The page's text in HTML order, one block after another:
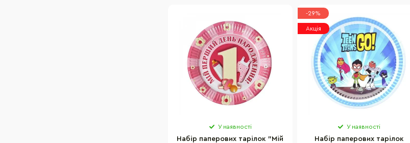
У наявності
Набір паперових тарілок "Мій
-29%
Акція
У наявності
Набір паперових тарілок